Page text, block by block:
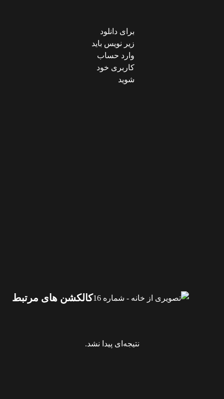
برای دانلود
زیر نویس باید
وارد حساب
کاربری خود
شوید
کالکشن های مرتبط
نتیجه‌ای پیدا نشد.